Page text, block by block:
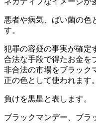
悪者や病気、ばい菌の色
す。
犯罪の容疑の事実が確定
合法な手段で得たお金を
非合法の市場をブラック
正の色として使われます。
負けを黒星と表します。
ブラックマンデー、ブラ